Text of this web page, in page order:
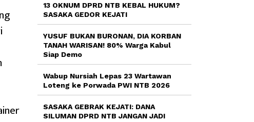
13 OKNUM DPRD NTB KEBAL HUKUM?
SASAKA GEDOR KEJATI
YUSUF BUKAN BURONAN, DIA KORBAN
TANAH WARISAN! 80% Warga Kabul
Siap Demo
Wabup Nursiah Lepas 23 Wartawan
Loteng ke Porwada PWI NTB 2026
SASAKA GEBRAK KEJATI: DANA
SILUMAN DPRD NTB JANGAN JADI